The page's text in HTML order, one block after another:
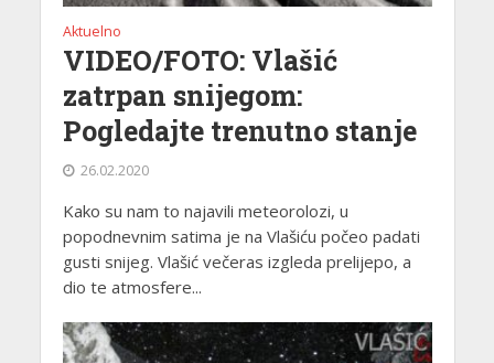
Aktuelno
VIDEO/FOTO: Vlašić
zatrpan snijegom:
Pogledajte trenutno stanje
26.02.2020
Kako su nam to najavili meteorolozi, u
popodnevnim satima je na Vlašiću počeo padati
gusti snijeg. Vlašić večeras izgleda prelijepo, a
dio te atmosfere...